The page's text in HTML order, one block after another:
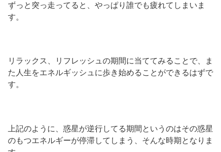
ずっと突っ走ってると、やっぱり誰でも疲れてしまいま
す。
リラックス、リフレッシュの期間に当ててみることで、ま
た人生をエネルギッシュに歩き始めることができるはずで
す。
上記のように、惑星が逆行してる期間というのはその惑星
のもつエネルギーが停滞してしまう、そんな時期となりま